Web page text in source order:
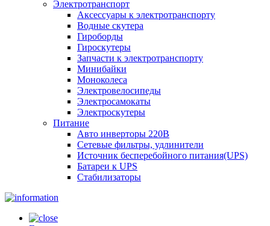
Электротранспорт
Аксессуары к электротранспорту
Водные скутера
Гироборды
Гироскутеры
Запчасти к электротранспорту
Минибайки
Моноколеса
Электровелосипеды
Электросамокаты
Электроскутеры
Питание
Авто инверторы 220В
Сетевые фильтры, удлинители
Источник бесперебойного питания(UPS)
Батареи к UPS
Стабилизаторы